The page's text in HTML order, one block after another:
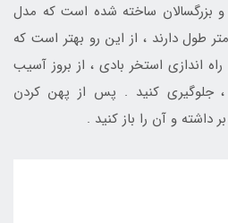
و بزرگسالان ساخته شده است که مدل
طول دارند ، از این رو بهتر است که
راه اندازی استخر بادی ، از بروز آسیب
جلوگیری کنید . پس از پهن کردن
داشته و آن را باز کنید .